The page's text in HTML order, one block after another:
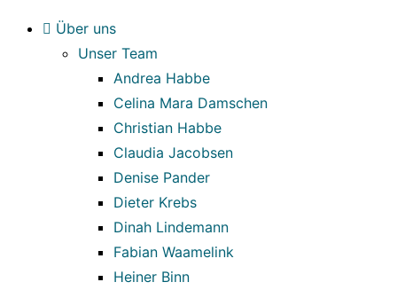
Über uns
Unser Team
Andrea Habbe
Celina Mara Damschen
Christian Habbe
Claudia Jacobsen
Denise Pander
Dieter Krebs
Dinah Lindemann
Fabian Waamelink
Heiner Binn